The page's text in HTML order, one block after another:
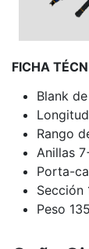
FICHA
Blank
Rango
Anillas
Porta-
Sección
Peso